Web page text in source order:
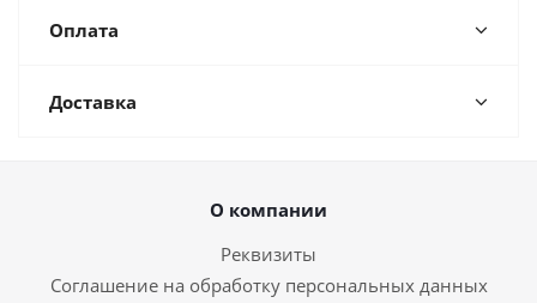
Оплата
Доставка
О компании
Реквизиты
Соглашение на обработку персональных данных